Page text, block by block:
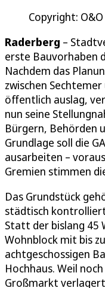
Copyright:
Raderberg –
erste Bauvorhaben
Nachdem das
zwischen Sechtemer
öffentlich auslag,
nun seine
Bürgern, Behörden
Grundlage soll die
ausarbeiten –
Gremien stimmen
Das Grundstück
städtisch
Statt der bislang 45
Wohnblock mit bis
achtgeschossigen
Hochhaus. Weil
Großmarkt